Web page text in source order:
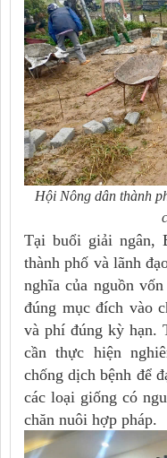
Hội Nông dân thành
Tại buổi giải ngân,
thành phố và lãnh
nghĩa của nguồn
đúng mục đích vào
và phí đúng kỳ hạn.
cần thực hiện
chống dịch bệnh để
các loại giống có
chăn nuôi hợp pháp.